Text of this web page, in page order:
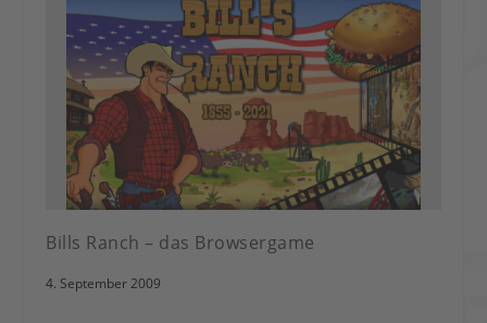
Bills Ranch – das Browsergame
4. September 2009